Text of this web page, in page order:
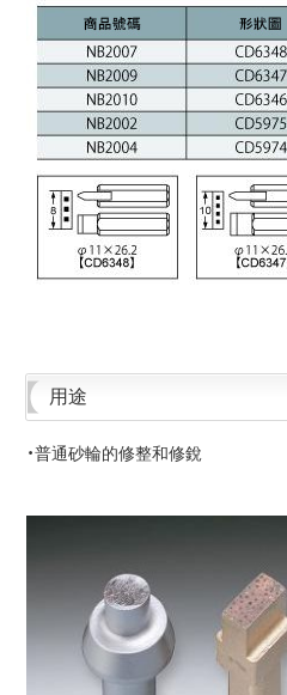
用途
・普通砂輪的修整和修銳